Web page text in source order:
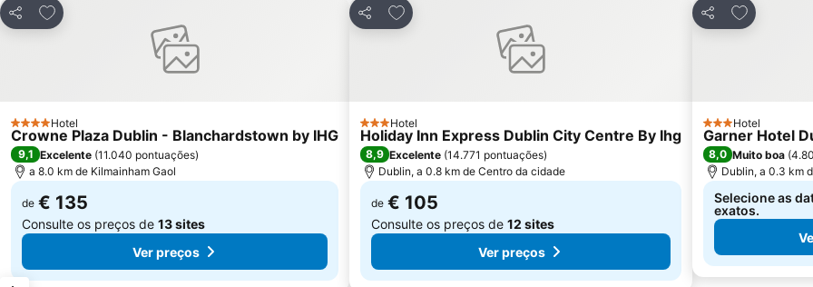
Partilhar
Adicionar aos favoritos
4 Estrelas
Hotel
Crowne Plaza Dublin - Blanchardstown by IHG
9,1 Excelente (11.040 pontuações)
a 8.0 km de Kilmainham Gaol
de € 135
Consulte os preços de 13 sites
Ver preços
Partilhar
Adicionar aos favoritos
3 Estrelas
Hotel
Holiday Inn Express Dublin City Centre By Ihg
8,9 Excelente (14.771 pontuações)
Dublin, a 0.8 km de Centro da cidade
de € 105
Consulte os preços de 12 sites
Ver preços
Partilhar
Adicionar
3 Estrelas
Hotel
Garner Hotel
8,0 Muito boa (
Dublin, a 0.3 km
Selecione as
exatos.